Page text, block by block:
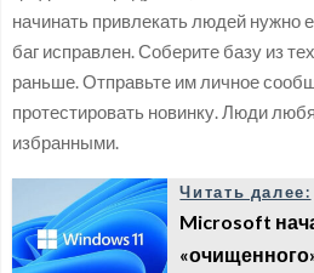
начинать привлекать людей нужно
баг исправлен. Соберите базу из
раньше. Отправьте им личное
протестировать новинку. Люди
избранными.
Читать далее:
Microsoft